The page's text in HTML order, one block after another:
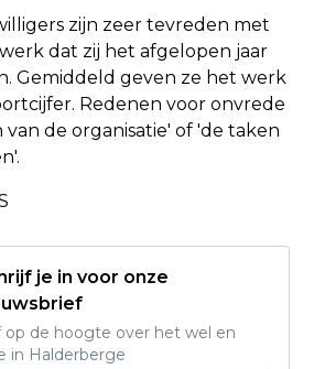
zijn zeer tevreden met
dat zij het afgelopen jaar
Gemiddeld geven ze het werk
Redenen voor onvrede
van de organisatie' of 'de taken
je in voor onze
op de hoogte over het wel en
in Halderberge